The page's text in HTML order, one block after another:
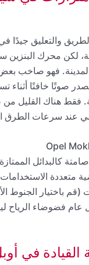
فهو صاخب
صوتًا خافتًا أثناء
فقط هناك القليل
عند سرعات الطرق
متعددة
(قم باختيار الجنوط
فضوضاء الرياح
في أوبل